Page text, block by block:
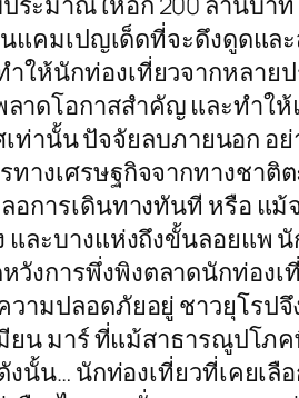
แคมเปญเด็ดที่จะดึงดูดแ
ห้นักท่องเที่ยวจากหลาย
ดโอกาสสำคัญ และทำให้
านั้น ปัจจัยลบภายนอก อ
างเศรษฐกิจจากทางชาติ
การเดินทางทันที หรือ แ
ละบางแห่งถึงขั้นลอยแพ
การพึ่งพิงตลาดนักท่องเ
ามปลอดภัยอยู่ ชาวยุโรป
ยน มาร์ ที่แม้สาธารณูปโ
น… นักท่องเที่ยวที่เคยเลื